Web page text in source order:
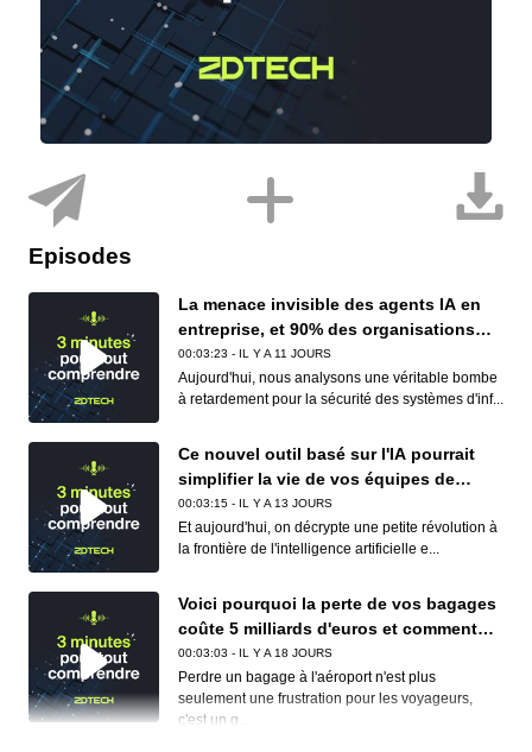
Episodes
La menace invisible des agents IA en
entreprise, et 90% des organisations
sont concernées
00:03:23 - IL Y A 11 JOURS
Aujourd'hui, nous analysons une véritable bombe
à retardement pour la sécurité des systèmes d'inf...
Ce nouvel outil basé sur l'IA pourrait
simplifier la vie de vos équipes de
conformité (et de vos développeurs)
00:03:15 - IL Y A 13 JOURS
Et aujourd'hui, on décrypte une petite révolution à
la frontière de l'intelligence artificielle e...
Voici pourquoi la perte de vos bagages
coûte 5 milliards d'euros et comment
Apple et Google réduisent déjà ce
cauchemar logistique
00:03:03 - IL Y A 18 JOURS
Perdre un bagage à l'aéroport n'est plus
seulement une frustration pour les voyageurs,
c'est un g...